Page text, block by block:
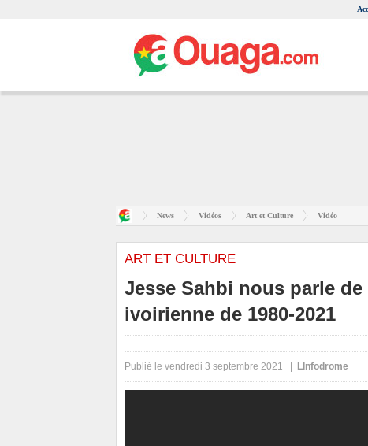
News Vidéos Art et Culture Vidéo
ART ET CULTURE
Jesse Sahbi nous parle
ivoirienne de 1980-2021
Publié le vendredi 3 septembre 2021 | LInfodrome